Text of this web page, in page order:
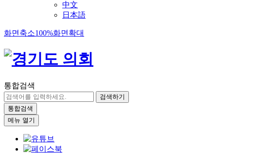
中文
日本語
화면축소100%화면확대
통합검색
검색하기
통합검색
메뉴 열기